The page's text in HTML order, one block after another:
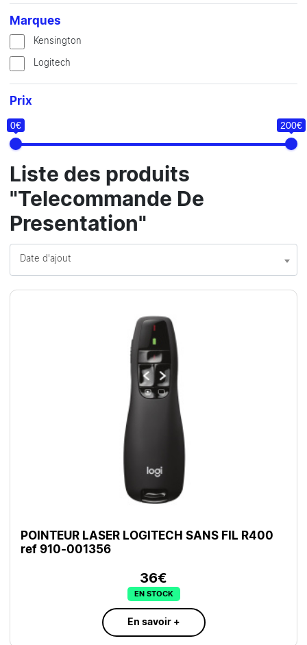
Marques
Kensington
Logitech
Prix
0€ 200€
Liste des produits
"Telecommande De
Presentation"
Date d'ajout
POINTEUR LASER LOGITECH SANS FIL R400
ref 910-001356
36€
EN STOCK
En savoir +